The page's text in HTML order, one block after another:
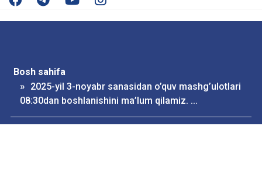
Bosh sahifa
2025-yil 3-noyabr sanasidan o’quv mashg’ulotlari
08:30dan boshlanishini ma’lum qilamiz. ...